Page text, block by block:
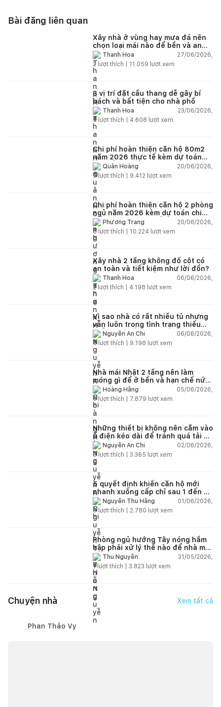
Bài đăng liên quan
Xây nhà ở vùng hay mưa đá nên
chọn loại mái nào để bền và an
toàn?Thanh Hoa
27/06/2026,
2 lượt thích | 11.059 lượt xem
3 vị trí đặt cầu thang dễ gây bí
bách và bất tiện cho nhà phố
Thanh Hoa
23/06/2026,
5 lượt thích | 4.608 lượt xem
Chi phí hoàn thiện căn hộ 80m2
năm 2026 thực tế kèm dự toán
chi tiết từng hạng mục
Quân Hoàng
20/06/2026,
9lượt thích | 9.412 lượt xem
Chi phí hoàn thiện căn hộ 2 phòng
ngủ năm 2026 kèm dự toán chi
tiết và ví dụ thực tế
Phương Trang
20/06/2026,
5 lượt thích | 10.224 lượt xem
Xây nhà 2 tầng không đổ cột có
an toàn và tiết kiệm như lời đồn?
Thanh Hoa
06/06/2026,
2lượt thích | 4.198 lượt xem
Vì sao nhà có rất nhiều tủ nhưng
vẫn luôn trong tình trạng thiếu
chỗ chứa đồ?
Nguyễn An Chi
06/06/2026,
5lượt thích | 9.198 lượt xem
Nhà mái Nhật 2 tầng nên làm
móng gì để ở bền và hạn chế nứt
lún?Hoàng Hằng
05/06/2026,
5lượt thích | 7.879 lượt xem
Những thiết bị không nên cắm vào
ổ điện kéo dài để tránh quá tải và
chập cháy trong nhà
Nguyễn An Chi
02/06/2026,
9lượt thích | 3.365 lượt xem
5 quyết định khiến căn hộ mới
nhanh xuống cấp chỉ sau 1 đến 2
nămNguyễn Thu Hằng
01/06/2026,
5lượt thích | 2.780 lượt xem
Phòng ngủ hướng Tây nóng hầm
hập phải xử lý thế nào để nhà mát
hơn?Thu Nguyễn
31/05/2026,
1lượt thích | 3.823 lượt xem
Chuyện nhà Xem tất cả
Phan Thảo Vy